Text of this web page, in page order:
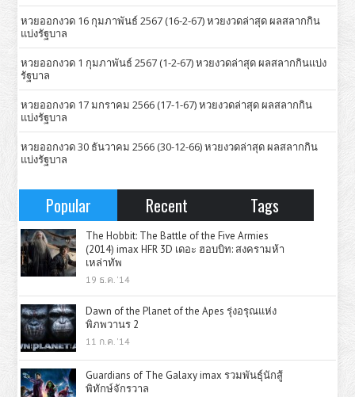
หวยออกงวด 16 กุมภาพันธ์ 2567 (16-2-67) หวยงวดล่าสุด ผลสลากกิน
แบ่งรัฐบาล
หวยออกงวด 1 กุมภาพันธ์ 2567 (1-2-67) หวยงวดล่าสุด ผลสลากกินแบ่ง
รัฐบาล
หวยออกงวด 17 มกราคม 2566 (17-1-67) หวยงวดล่าสุด ผลสลากกิน
แบ่งรัฐบาล
หวยออกงวด 30 ธันวาคม 2566 (30-12-66) หวยงวดล่าสุด ผลสลากกิน
แบ่งรัฐบาล
Popular Recent Tags
The Hobbit: The Battle of the Five Armies
(2014) imax HFR 3D เดอะ ฮอบบิท: สงครามห้า
เหล่าทัพ
19 ธ.ค. '14
Dawn of the Planet of the Apes รุ่งอรุณแห่ง
พิภพวานร 2
11 ก.ค. '14
Guardians of The Galaxy imax รวมพันธุ์นักสู้
พิทักษ์จักรวาล